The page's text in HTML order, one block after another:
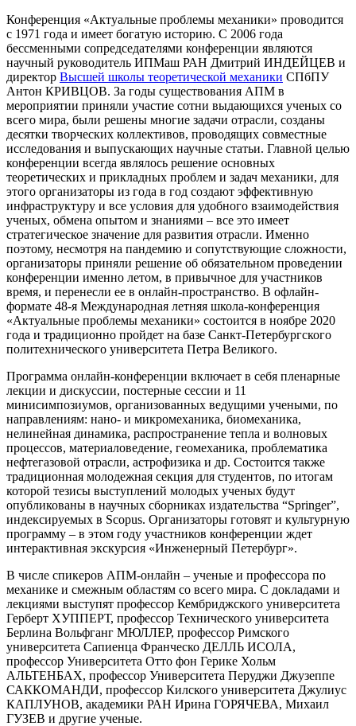
Конференция «Актуальные проблемы механики» проводится
с 1971 года и имеет богатую историю. С 2006 года
бессменными сопредседателями конференции являются
научный руководитель ИПМаш РАН Дмитрий ИНДЕЙЦЕВ и
директор Высшей школы теоретической механики СПбПУ
Антон КРИВЦОВ. За годы существования АПМ в
мероприятии приняли участие сотни выдающихся ученых со
всего мира, были решены многие задачи отрасли, созданы
десятки творческих коллективов, проводящих совместные
исследования и выпускающих научные статьи. Главной целью
конференции всегда являлось решение основных
теоретических и прикладных проблем и задач механики, для
этого организаторы из года в год создают эффективную
инфраструктуру и все условия для удобного взаимодействия
ученых, обмена опытом и знаниями – все это имеет
стратегическое значение для развития отрасли. Именно
поэтому, несмотря на пандемию и сопутствующие сложности,
организаторы приняли решение об обязательном проведении
конференции именно летом, в привычное для участников
время, и перенесли ее в онлайн-пространство. В офлайн-
формате 48-я Международная летняя школа-конференция
«Актуальные проблемы механики» состоится в ноябре 2020
года и традиционно пройдет на базе Санкт-Петербургского
политехнического университета Петра Великого.
Программа онлайн-конференции включает в себя пленарные
лекции и дискуссии, постерные сессии и 11
минисимпозиумов, организованных ведущими учеными, по
направлениям: нано- и микромеханика, биомеханика,
нелинейная динамика, распространение тепла и волновых
процессов, материаловедение, геомеханика, проблематика
нефтегазовой отрасли, астрофизика и др. Состоится также
традиционная молодежная секция для студентов, по итогам
которой тезисы выступлений молодых ученых будут
опубликованы в научных сборниках издательства “Springer”,
индексируемых в Scopus. Организаторы готовят и культурную
программу – в этом году участников конференции ждет
интерактивная экскурсия «Инженерный Петербург».
В числе спикеров АПМ-онлайн – ученые и профессора по
механике и смежным областям со всего мира. С докладами и
лекциями выступят профессор Кембриджского университета
Герберт ХУППЕРТ, профессор Технического университета
Берлина Вольфганг МЮЛЛЕР, профессор Римского
университета Сапиенца Франческо ДЕЛЛЬ ИСОЛА,
профессор Университета Отто фон Герике Хольм
АЛЬТЕНБАХ, профессор Университета Перуджи Джузеппе
САККОМАНДИ, профессор Килского университета Джулиус
КАПЛУНОВ, академики РАН Ирина ГОРЯЧЕВА, Михаил
ГУЗЕВ и другие ученые.